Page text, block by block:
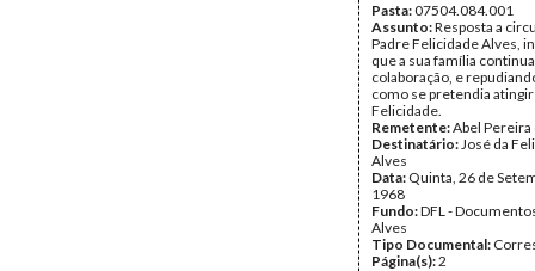
Pasta:07504.084.001
Assunto:Resposta a
Padre Felicidade Alves,
que a sua família
colaboração, e
como se pretendia
Felicidade.
Remetente:Abel Pereira
Destinatário:José da
Alves
Data: Quinta, 26 de
1968
Fundo:DFL -
Alves
Tipo Documental:
Página(s):2